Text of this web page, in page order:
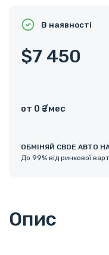
В наявності
$7 450
от 0 ₴ /мес
ОБМІНЯЙ СВОЕ АВТО
До 99% від ринкової
Опис